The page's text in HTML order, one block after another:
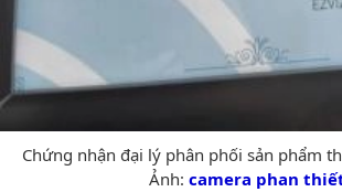
Chứng nhận đại lý phân phối sản phẩm
Ảnh: camera phan